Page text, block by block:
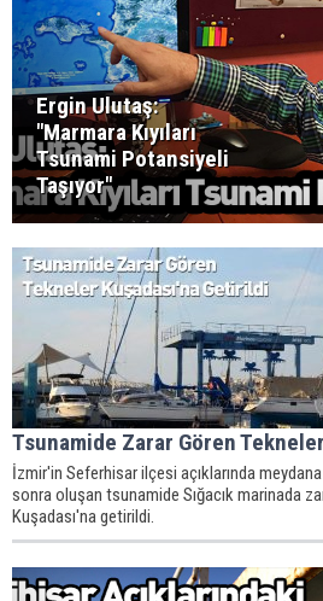
Ergin Ulutaş:
"Marmara Kıyıları
Tsunami Potansiyeli
Taşıyor"
Tsunamide Zarar Gören
İzmir'in Seferhisar ilçesi açıklarında
sonra oluşan tsunamide Sığacık marinada
Kuşadası'na getirildi.